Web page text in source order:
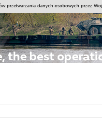
przetwarzania danych osobowych przez